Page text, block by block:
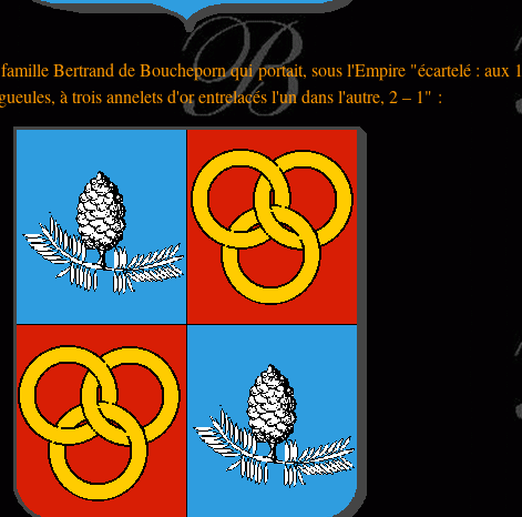
Bertrand de Boucheporn qui portait, sous l'Empire "écartelé : aux 1
à trois annelets d'or entrelacés l'un dans l'autre, 2 – 1" :